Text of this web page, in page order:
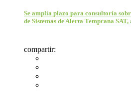
Se amplía plazo para consultoría
de Sistemas de Alerta Temprana SAT,
compartir: